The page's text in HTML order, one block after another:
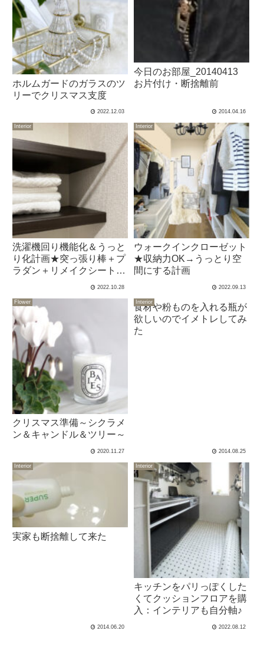
ホルムガードのガラスのツ
リーでクリスマス支度
2022.12.03
今日のお部屋_20140413
お片付け・断捨離前
2014.04.16
Interior
洗濯機回り機能化＆うっと
り化計画★突っ張り棒＋プ
ラダン＋リメイクシートで
2022.10.28
Interior
ウォークインクローゼット
★収納力OK→うっとり空
間にする計画
2022.09.13
Flower
クリスマス準備～シクラメ
ン＆キャンドル＆ツリー～
2020.11.27
Interior
食材や粉ものを入れる瓶が
欲しいのでイメトレしてみ
た
2014.08.25
Interior
実家も断捨離して来た
2014.06.20
Interior
キッチンをパリっぽくした
くてクッションフロアを購
入：インテリアも自分軸♪
2022.08.12